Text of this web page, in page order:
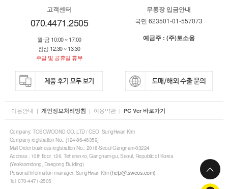
고객센터
070.4471.2505
월-금 10:00 ~ 17:00
점심 12:30 ~ 13:30
주말 및 공휴일 휴무
무통장 입금안내
국민 623501-01-557073
예금주 : (주)토소웅
이용안내 | 개인정보처리방침 | 이용약관 | PC Ver 바로가기
Company: TOSOWOONG CO.,LTD / CEO: SungHwan Kim
Company registration No.: [124-86-46359]
Mail Order business registration No.: 2018-Seoul Gangnam-03224
Address : 10th floor, 126, Teheran-ro, Gangnam-gu, Seoul, Republic of Korea
(Yeoksamdong, Daegong Building)
Personal information manager: SungHwan Kim (help@tswcos.com)
Tel: 070-4471-2505